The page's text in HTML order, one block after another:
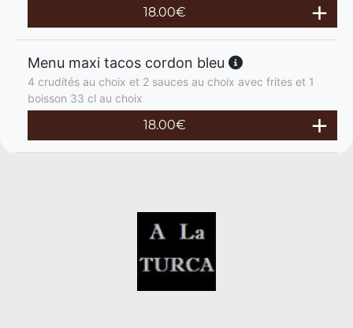
18.00€
Menu maxi tacos cordon bleu
4 crudités au choix et 2 sauces au choix avec frites et 1
boisson 33 cl au choix
18.00€